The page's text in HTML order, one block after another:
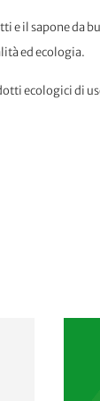
e il sapone da
ed ecologia.
ecologici di